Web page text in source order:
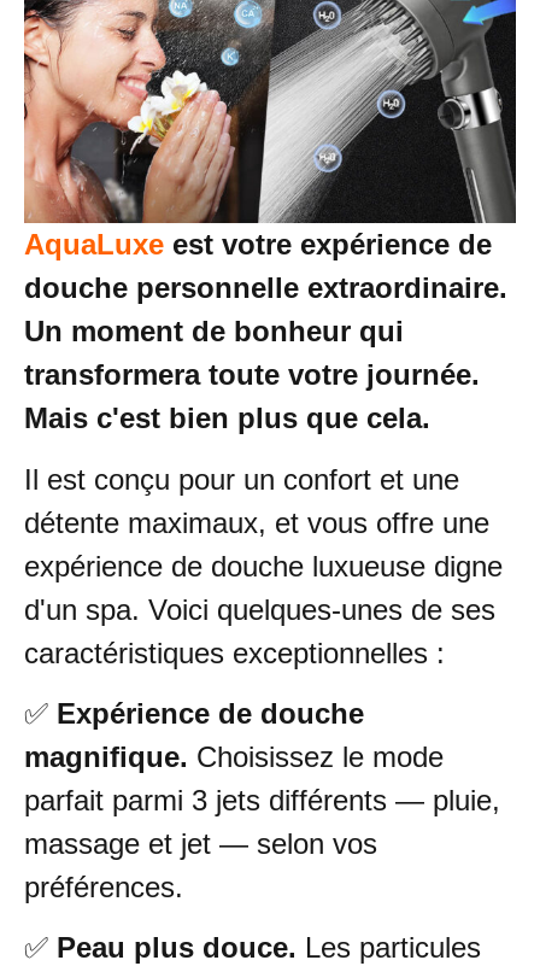
AquaLuxe est votre expérience de
douche personnelle extraordinaire.
Un moment de bonheur qui
transformera toute votre journée.
Mais c'est bien plus que cela.
Il est conçu pour un confort et une
détente maximaux, et vous offre une
expérience de douche luxueuse digne
d'un spa. Voici quelques-unes de ses
caractéristiques exceptionnelles :
✅ Expérience de douche
magnifique. Choisissez le mode
parfait parmi 3 jets différents — pluie,
massage et jet — selon vos
préférences.
✅ Peau plus douce. Les particules